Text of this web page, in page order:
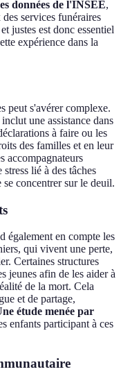
données de l'INSEE,
services funéraires
justes est donc essentiel
expérience dans la
peut s'avérer complexe.
inclut une assistance dans
à faire ou les
des familles et en leur
accompagnateurs
lié à des tâches
concentrer sur le deuil.
également en compte les
qui vivent une perte,
Certaines structures
jeunes afin de les aider à
de la mort. Cela
et de partage,
étude menée par
enfants participant à ces